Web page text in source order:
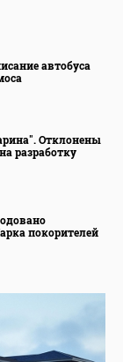
автобуса
Отклонены
разработку
покорителей